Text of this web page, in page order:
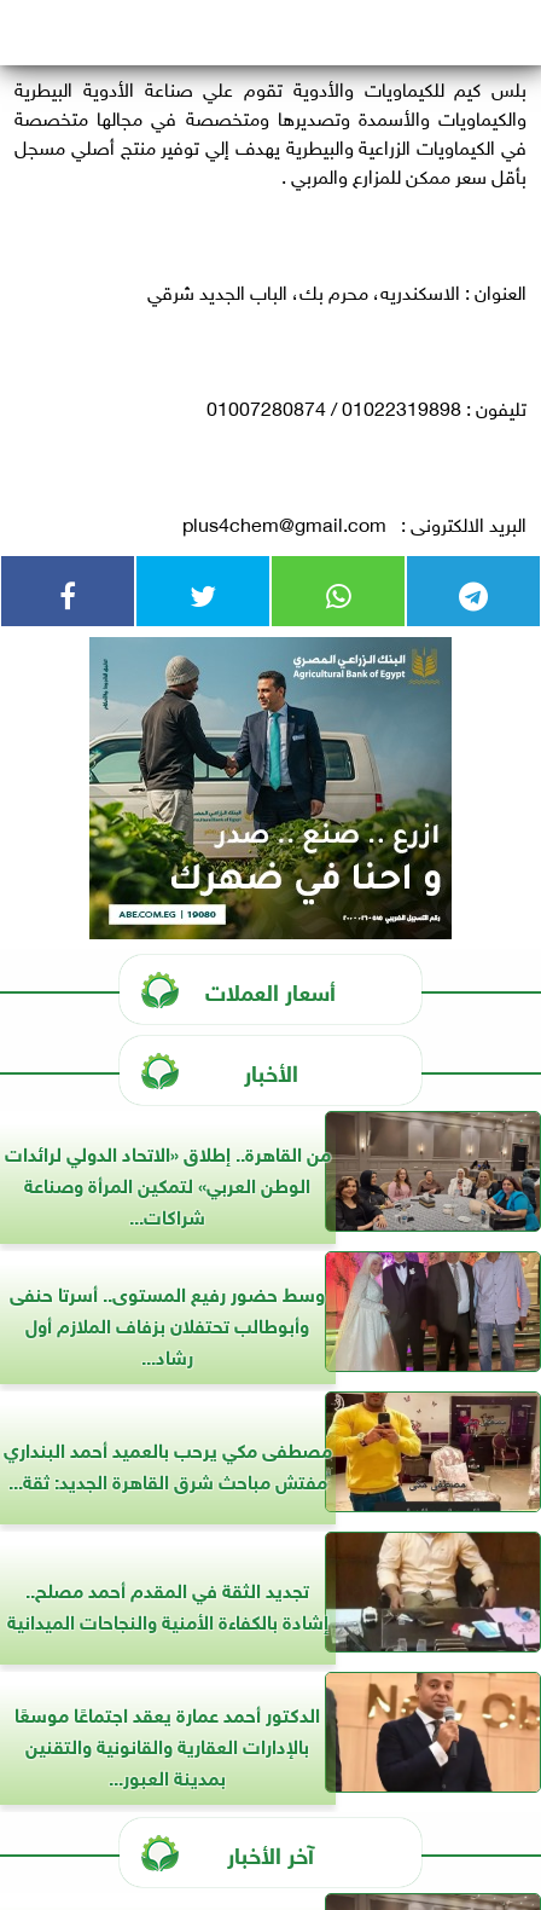
بلس كيم للكيماويات والأدوية تقوم علي صناعة الأدوية البيطرية
والكيماويات والأسمدة وتصديرها ومتخصصة في مجالها متخصصة
في الكيماويات الزراعية والبيطرية يهدف إلي توفير منتج أصلي مسجل
بأقل سعر ممكن للمزارع والمربي .
العنوان : الاسكندريه، محرم بك، الباب الجديد شرقي
تليفون : 01022319898 / 01007280874
البريد الالكترونى : plus4chem@gmail.com
أسعار العملات
الأخبار
من القاهرة.. إطلاق «الاتحاد الدولي لرائدات
الوطن العربي» لتمكين المرأة وصناعة
شراكات...
وسط حضور رفيع المستوى.. أسرتا حنفى
وأبوطالب تحتفلان بزفاف الملازم أول
رشاد...
مصطفى مكي يرحب بالعميد أحمد البنداري
مفتش مباحث شرق القاهرة الجديد: ثقة...
تجديد الثقة في المقدم أحمد مصلح..
إشادة بالكفاءة الأمنية والنجاحات الميدانية
الدكتور أحمد عمارة يعقد اجتماعًا موسعًا
بالإدارات العقارية والقانونية والتقنين
بمدينة العبور...
آخر الأخبار